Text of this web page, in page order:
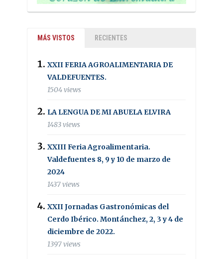
MÁS VISTOS RECIENTES
XXII FERIA AGROALIMENTARIA DE
VALDEFUENTES.
1504 views
LA LENGUA DE MI ABUELA ELVIRA
1483 views
XXIII Feria Agroalimentaria.
Valdefuentes 8, 9 y 10 de marzo de
2024
1437 views
XXII Jornadas Gastronómicas del
Cerdo Ibérico. Montánchez, 2, 3 y 4 de
diciembre de 2022.
1397 views